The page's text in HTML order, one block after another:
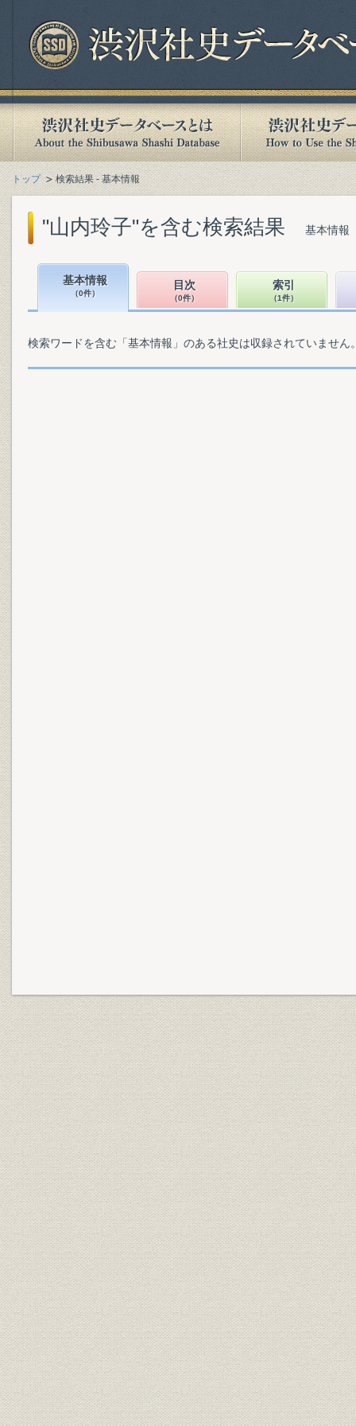
トップ 検索結果 - 基本情報
"山内玲子"を含む検索結果 基本情報
基本情報
（0件）
目次
（0件）
索引
（1件）
検索ワードを含む「基本情報」のある社史は収録されていません